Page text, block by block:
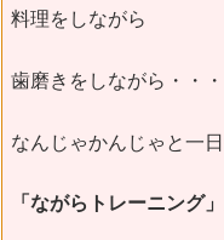
料理をしながら
歯磨きをしながら・・・
なんじゃかんじゃと一
「ながらトレーニング」